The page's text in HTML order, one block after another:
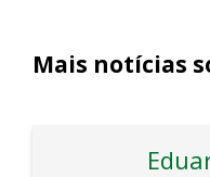
Mais notícias